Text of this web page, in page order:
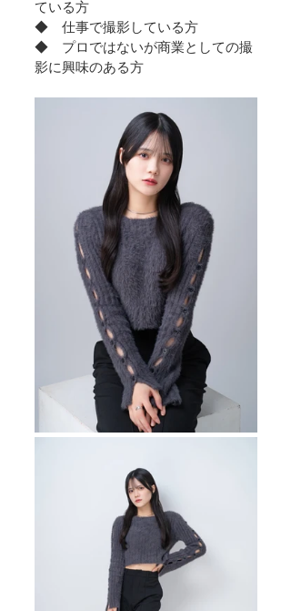
ている方
◆　仕事で撮影している方
◆　プロではないが商業としての撮
影に興味のある方